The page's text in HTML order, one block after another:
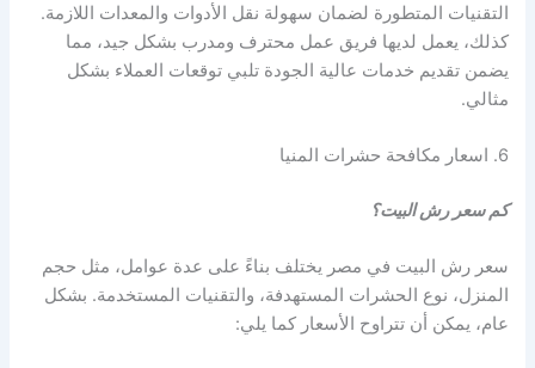
التقنيات المتطورة لضمان سهولة نقل الأدوات والمعدات اللازمة.
كذلك، يعمل لديها فريق عمل محترف ومدرب بشكل جيد، مما
يضمن تقديم خدمات عالية الجودة تلبي توقعات العملاء بشكل
مثالي.
6. اسعار مكافحة حشرات المنيا
كم سعر رش البيت؟
سعر رش البيت في مصر يختلف بناءً على عدة عوامل، مثل حجم
المنزل، نوع الحشرات المستهدفة، والتقنيات المستخدمة. بشكل
عام، يمكن أن تتراوح الأسعار كما يلي: